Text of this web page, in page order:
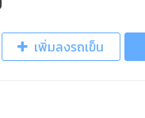
เพิ่มลงรถเข็น